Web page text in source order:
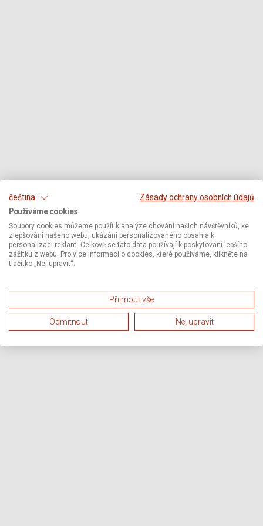
čeština
Zásady ochrany osobních údajů
Používáme cookies
Soubory cookies můžeme použít k analýze chování našich návštěvníků, ke
zlepšování našeho webu, ukázání personalizovaného obsah a k
personalizaci reklam. Celkově se tato data používají k poskytování lepšího
zážitku z webu. Pro více informací o cookies, které používáme, klikněte na
tlačítko „Ne, upravit“.
Přijmout vše
Odmítnout Ne, upravit